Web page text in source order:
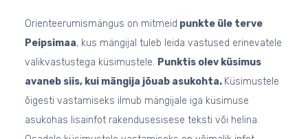
Orienteerumismängus on mitmeid punkte üle terve
Peipsimaa, kus mängijal tuleb leida vastused erinevatele
valikvastustega küsimustele. Punktis olev küsimus
avaneb siis, kui mängija jõuab asukohta. Küsimustele
õigesti vastamiseks ilmub mängijale iga küsimuse
asukohas lisainfot rakendusesisese teksti või helina.